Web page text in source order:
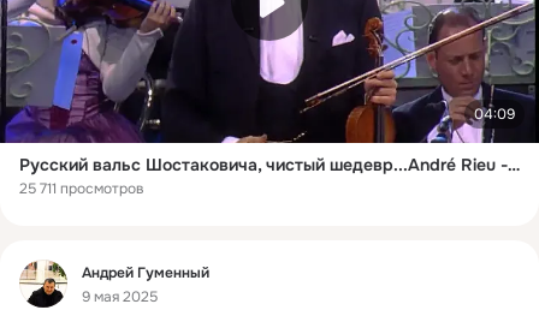
04:09
Русский вальс Шостаковича, чистый шедевр...André Rieu - The Second Waltz (Shostakovich)
25 711 просмотров
Фид
Андрей Гуменный
9 мая 2025